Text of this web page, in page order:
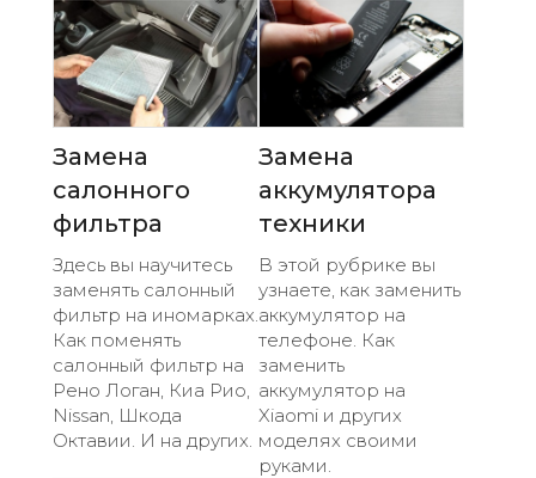
Замена
салонного
фильтра
Здесь вы научитесь
заменять салонный
фильтр на иномарках.
Как поменять
салонный фильтр на
Рено Логан, Киа Рио,
Nissan, Шкода
Октавии. И на других.
Замена
аккумулятора
техники
В этой рубрике вы
узнаете, как заменить
аккумулятор на
телефоне. Как
заменить
аккумулятор на
Xiaomi и других
моделях своими
руками.